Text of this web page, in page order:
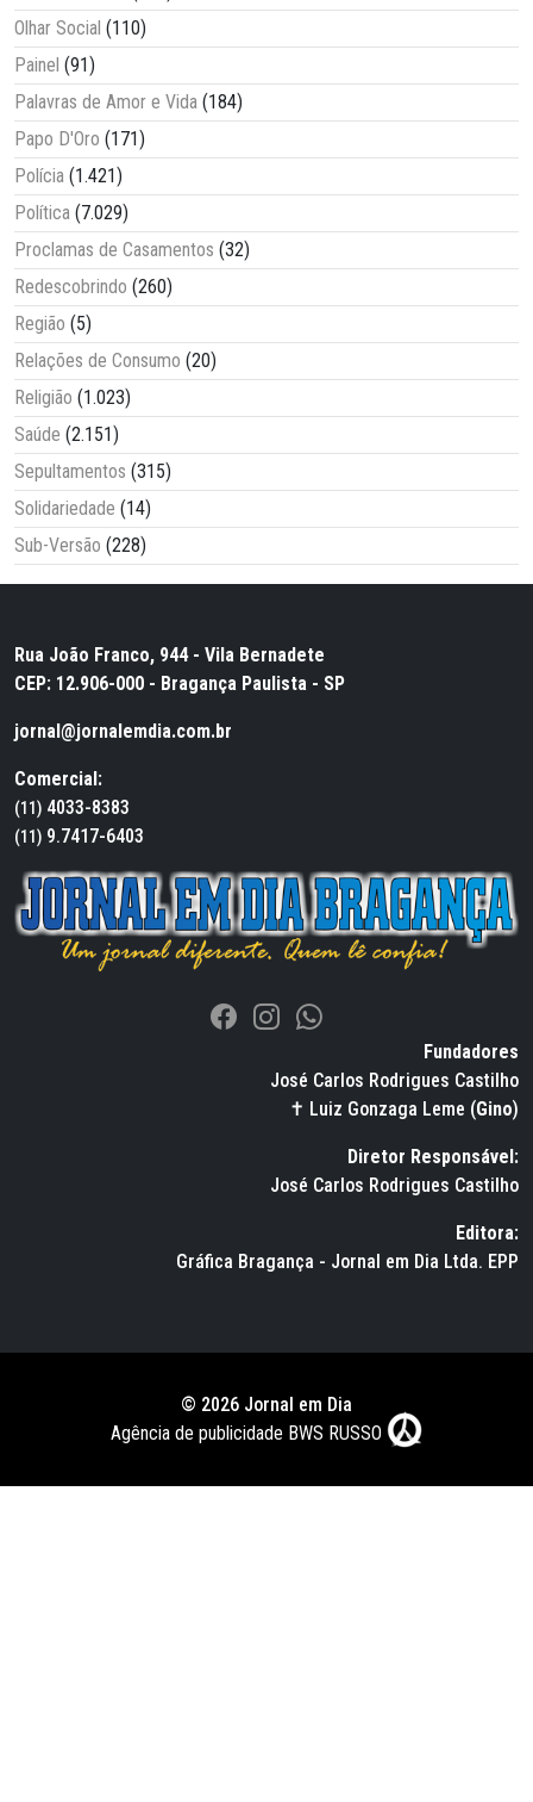
Olhar Social (110)
Painel (91)
Palavras de Amor e Vida (184)
Papo D'Oro (171)
Polícia (1.421)
Política (7.029)
Proclamas de Casamentos (32)
Redescobrindo (260)
Região (5)
Relações de Consumo (20)
Religião (1.023)
Saúde (2.151)
Sepultamentos (315)
Solidariedade (14)
Sub-Versão (228)
Rua João Franco, 944 - Vila Bernadete
CEP: 12.906-000 - Bragança Paulista - SP
jornal@jornalemdia.com.br
Comercial:
(11) 4033-8383
(11) 9.7417-6403
Fundadores
José Carlos Rodrigues Castilho
✝ Luiz Gonzaga Leme (Gino)
Diretor Responsável:
José Carlos Rodrigues Castilho
Editora:
Gráfica Bragança - Jornal em Dia Ltda. EPP
© 2026 Jornal em Dia
Agência de publicidade BWS RUSSO